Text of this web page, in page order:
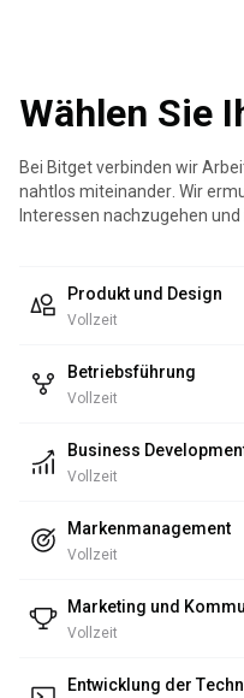
Wählen Sie
Bei Bitget verbinden wir
nahtlos miteinander. Wir
Interessen nachzugehen
Produkt und Design
Vollzeit
Betriebsführung
Vollzeit
Business
Vollzeit
Markenmanagement
Vollzeit
Marketing und
Vollzeit
Entwicklung der